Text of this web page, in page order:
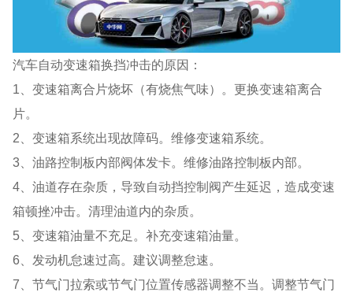
汽车自动变速箱换挡冲击的原因：
1、变速箱离合片烧坏（有烧焦气味）。更换变速箱离合
片。
2、变速箱系统出现故障码。维修变速箱系统。
3、油路控制板内部阀体发卡。维修油路控制板内部。
4、油道存在杂质，导致自动挡控制阀产生延迟，造成变速
箱顿挫冲击。清理油道内的杂质。
5、变速箱油量不充足。补充变速箱油量。
6、发动机怠速过高。建议调整怠速。
7、节气门拉索或节气门位置传感器调整不当。调整节气门